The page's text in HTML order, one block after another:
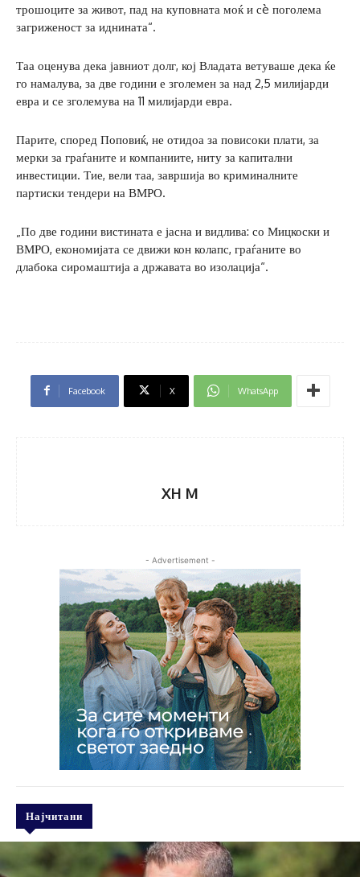
трошоците за живот, пад на куповната моќ и сè поголема
загриженост за иднината“.
Таа оценува дека јавниот долг, кој Владата ветуваше дека ќе
го намалува, за две години е зголемен за над 2,5 милијарди
евра и се зголемува на 11 милијарди евра.
Парите, според Поповиќ, не отидоа за повисоки плати, за
мерки за граѓаните и компаниите, ниту за капитални
инвестиции. Тие, вели таа, завршија во криминалните
партиски тендери на ВМРО.
„По две години вистината е јасна и видлива: со Мицкоски и
ВМРО, економијата се движи кон колапс, граѓаните во
длабока сиромаштија а државата во изолација“.
Facebook X WhatsApp
XH M
- Advertisement -
Најчитани